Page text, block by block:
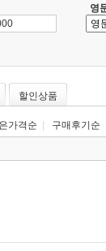
영
할인상품
가격순 구매후기순